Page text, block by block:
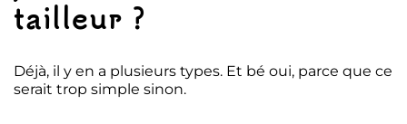
tailleur ?
Déjà, il y en a plusieurs types. Et bé oui, parce que ce
serait trop simple sinon.